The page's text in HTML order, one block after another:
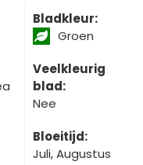
Bladkleur:
Groen
Veelkleurig
blad:
Nee
Bloeitijd:
Juli, Augustus